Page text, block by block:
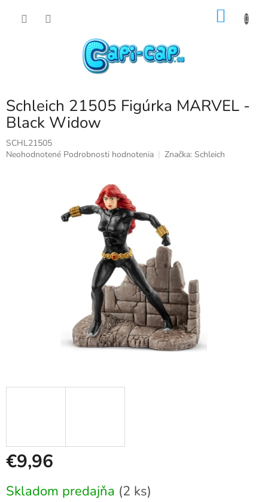
Schleich 21505 Figúrka MARVEL -
Black Widow
SCHL21505
Priemerné
Neohodnotené Podrobnosti hodnotenia Značka: Schleich
€9,96
cena:
Skladom predajňa (2 ks)